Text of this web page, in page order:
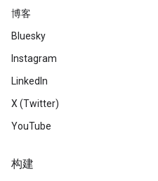
博客
Bluesky
Instagram
LinkedIn
X (Twitter)
YouTube
构建